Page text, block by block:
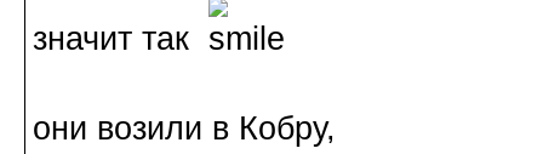
значит так
они возили в Кобру,